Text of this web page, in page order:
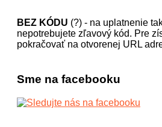
BEZ KÓDU (?) - na uplatnenie
nepotrebujete zľavový kód. Pre
pokračovať na otvorenej URL
Sme na facebooku